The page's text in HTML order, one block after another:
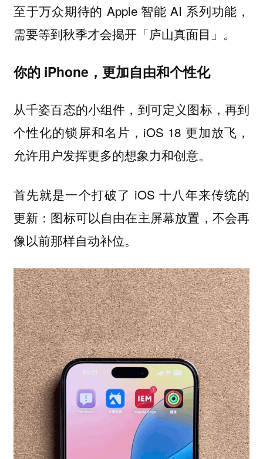
至于万众期待的 Apple 智能 AI 系列功能，
需要等到秋季才会揭开「庐山真面目」。
你的 iPhone，更加自由和个性化
从千姿百态的小组件，到可定义图标，再到
个性化的锁屏和名片，iOS 18 更加放飞，
允许用户发挥更多的想象力和创意。
首先就是一个打破了 iOS 十八年来传统的
更新：图标可以自由在主屏幕放置，不会再
像以前那样自动补位。